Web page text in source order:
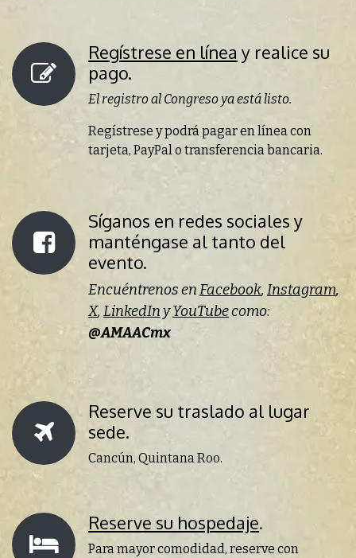
Regístrese en línea y realice su
pago.
El registro al Congreso ya está listo.
Regístrese y podrá pagar en línea con
tarjeta, PayPal o transferencia bancaria.
Síganos en redes sociales y
manténgase al tanto del
evento.
Encuéntrenos enFacebook, Instagram,
X, LinkedInyYouTubecomo:
@AMAACmx
Reserve su traslado al lugar
sede.
Cancún, Quintana Roo.
Reserve su hospedaje.
Para mayor comodidad, reserve con